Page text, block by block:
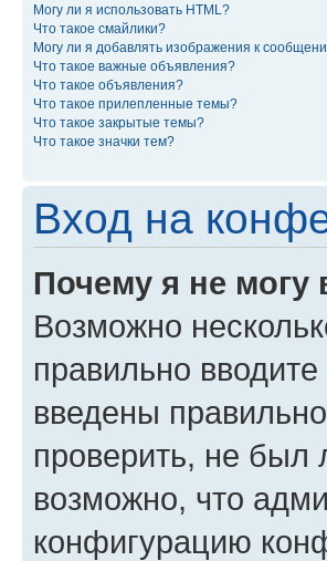
Могу ли я использовать HTML?
Что такое смайлики?
Могу ли я добавлять изображения к
Что такое важные объявления?
Что такое объявления?
Что такое прилепленные темы?
Что такое закрытые темы?
Что такое значки тем?
Вход на
Почему я не могу
Возможно
правильно
введены
проверить, не был
возможно, что
конфигурацию